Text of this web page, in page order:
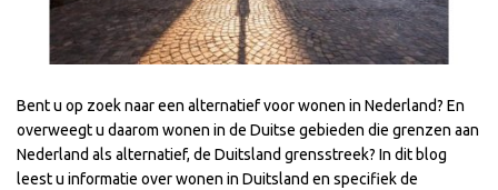
Bent u op zoek naar een alternatief voor wonen in Nederland? En
overweegt u daarom wonen in de Duitse gebieden die grenzen aan
Nederland als alternatief, de Duitsland grensstreek? In dit blog
leest u informatie over wonen in Duitsland en specifiek de